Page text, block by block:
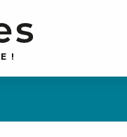
E !